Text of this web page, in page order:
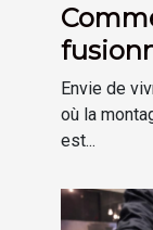
pour
Envie de
où la
est...